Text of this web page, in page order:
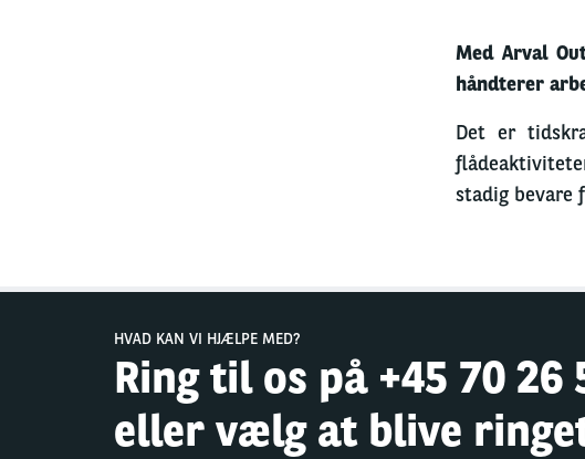
Med Arval
håndterer
Det er
stadig bevare
HVAD KAN VI HJÆLPE MED?
Ring til os på +45 70 26
eller vælg at blive